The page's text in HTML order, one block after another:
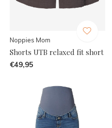
Noppies Mom
Shorts UTB relaxed fit short
€49,95